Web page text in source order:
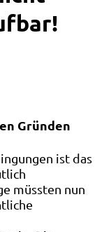
Gründen
ist das
müssten nun